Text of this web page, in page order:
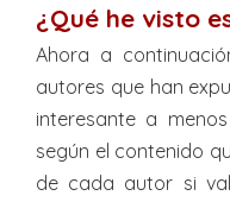
¿Qué he visto
Ahora a
autores que han
interesante a
según el contenido
de cada autor si